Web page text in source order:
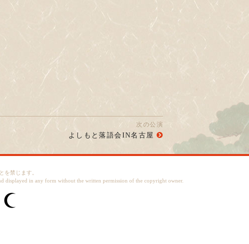
次の公演
よしもと落語会IN名古屋
を禁じます。
displayed in any form without the written permission of the copyright owner.